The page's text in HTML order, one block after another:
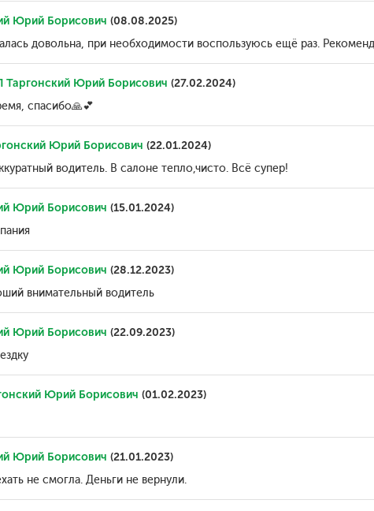
Юрий Борисович (08.08.2025)
довольна, при необходимости воспользуюсь ещё раз.
Таргонский Юрий Борисович (27.02.2024)
спасибо🙏💕
Юрий Борисович (22.01.2024)
водитель. В салоне тепло,чисто. Всё супер!
Юрий Борисович (15.01.2024)
Юрий Борисович (28.12.2023)
внимательный водитель
Юрий Борисович (22.09.2023)
Юрий Борисович (01.02.2023)
Юрий Борисович (21.01.2023)
не смогла. Деньги не вернули.